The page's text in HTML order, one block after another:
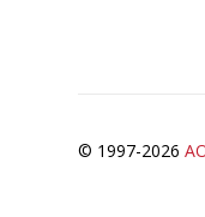
© 1997-2026